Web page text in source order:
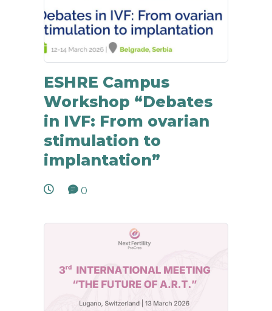
ESHRE Campus
Workshop “Debates
in IVF: From ovarian
stimulation to
implantation”
0